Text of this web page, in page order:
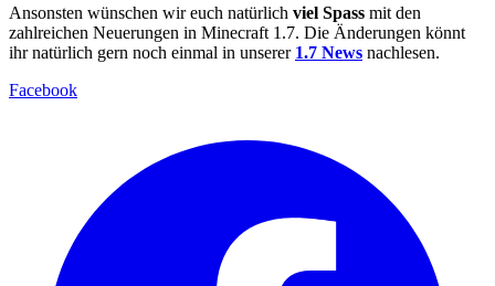
Ansonsten wünschen wir euch natürlich viel Spass mit den
zahlreichen Neuerungen in Minecraft 1.7. Die Änderungen könnt
ihr natürlich gern noch einmal in unserer 1.7 News nachlesen.
Facebook